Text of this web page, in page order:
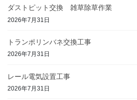
ダストピット交換 雑草除草作業
2026年7月31日
トランポリンバネ交換工事
2026年7月31日
レール電気設置工事
2026年7月31日